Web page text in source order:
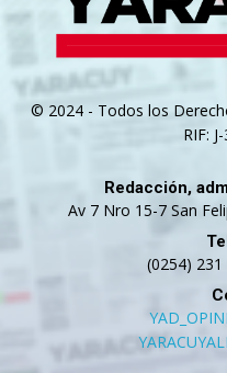
© 2024 - Todos los
RIF:
Redacción,
Av 7 Nro 15-7 San
(0254)